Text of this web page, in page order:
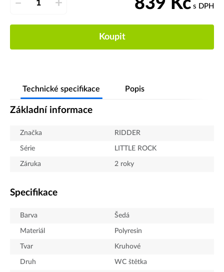
– + 839 Kč s DPH
Koupit
Technické specifikace Popis
Základní informace
Značka RIDDER
Série LITTLE ROCK
Záruka 2 roky
Specifikace
Barva Šedá
Materiál Polyresin
Tvar Kruhové
Druh WC štětka